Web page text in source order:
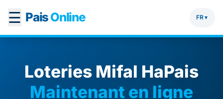
☰ PaisOnline FR▼
Loteries Mifal HaPais
Maintenant en ligne